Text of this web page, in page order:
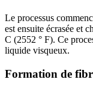
Le processus
est ensuite écrasée et
C (2552 ° F). Ce
liquide visqueux.
Formation de